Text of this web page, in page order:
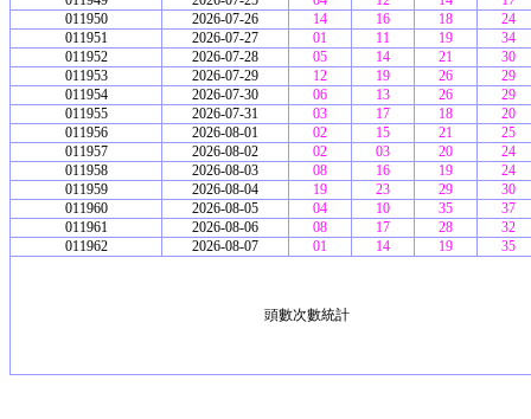
011950
2026-07-26 14 16 18
24
011951
2026-07-27 01 11 19
34
011952
2026-07-28 05 14 21
30
011953
2026-07-29 12 19 26
29
011954
2026-07-30 06 13 26
29
011955
2026-07-31 03 17 18
20
011956
2026-08-01 02 15 21
25
011957
2026-08-02 02 03 20
24
011958
2026-08-03 08 16 19
24
011959
2026-08-04 19 23 29
30
011960
2026-08-05 04 10 35
37
011961
2026-08-06 08 17 28
32
011962
2026-08-07 01 14 19 35
頭數次數統計